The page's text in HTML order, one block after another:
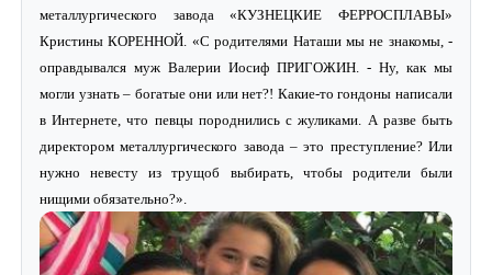
металлургического завода «КУЗНЕЦКИЕ ФЕРРОСПЛАВЫ»
Кристины КОРЕННОЙ. «С родителями Наташи мы не знакомы, -
оправдывался муж Валерии Иосиф ПРИГОЖИН. - Ну, как мы
могли узнать – богатые они или нет?! Какие-то гондоны написали
в Интернете, что певцы породнились с жуликами. А разве быть
директором металлургического завода – это преступление? Или
нужно невесту из трущоб выбирать, чтобы родители были
нищими обязательно?».